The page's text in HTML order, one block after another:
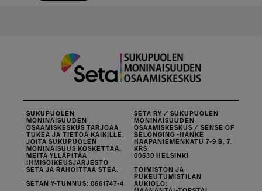
SUKUPUOLEN
MONINAISUUDEN
OSAAMISKESKUS TARJOAA
TUKEA JA TIETOA KAIKILLE,
JOITA SUKUPUOLEN
MONINAISUUS KOSKETTAA.
MEITÄ YLLÄPITÄÄ
IHMISOIKEUSJÄRJESTÖ
SETA JA RAHOITTAA STEA.
SETAN Y-TUNNUS: 0661747-4
SETA RY / SUKUPUOLEN
MONINAISUUDEN
OSAAMISKESKUS / SENSE OF
BELONGING -HANKE
HAAPANIEMENKATU 7-9 B, 7.
KRS
00530 HELSINKI
TOIMISTON JA
PUKEUTUMISTILAN
AUKIOLO: